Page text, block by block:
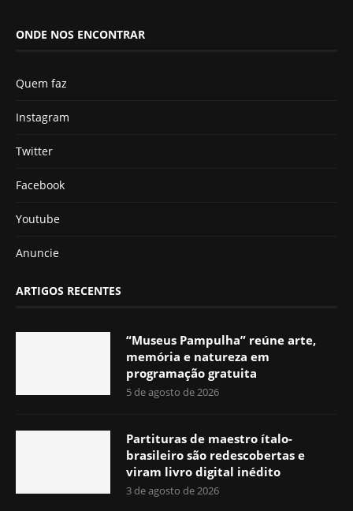
ONDE NOS ENCONTRAR
Quem faz
Instagram
Twitter
Facebook
Youtube
Anuncie
ARTIGOS RECENTES
“Museus Pampulha” reúne arte,
memória e natureza em
programação gratuita
5 de agosto de 2026
Partituras de maestro ítalo-
brasileiro são redescobertas e
viram livro digital inédito
3 de agosto de 2026